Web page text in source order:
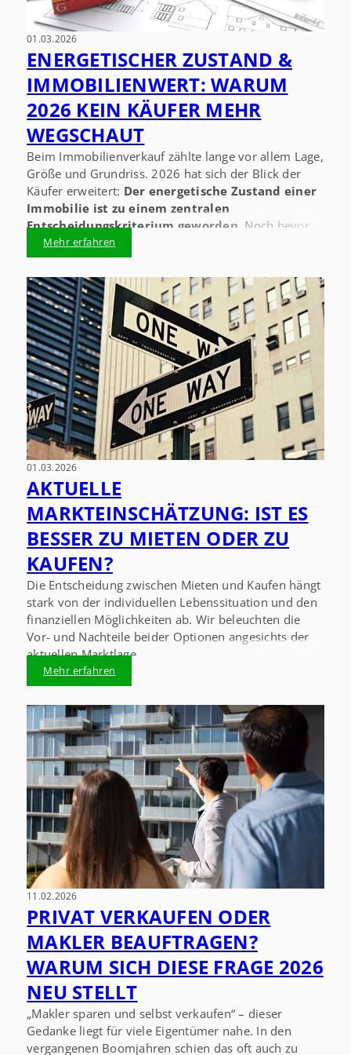
01.03.2026
ENERGETISCHER ZUSTAND &
IMMOBILIENWERT: WARUM
2026 KEIN KÄUFER MEHR
WEGSCHAUT
Beim Immobilienverkauf zählte lange vor allem Lage,
Größe und Grundriss. 2026 hat sich der Blick der
Käufer erweitert: Der energetische Zustand einer
Immobilie ist zu einem zentralen
Entscheidungskriterium geworden. Noch bevor
Besichtigungstermine vereinbart werden, werfen
viele Interessenten einen genauen Blick auf den
Energieausweis. Er liefert auf einen Blick Antworten
auf Fragen zu Verbrauch, Kosten und
Zukunftsfähigkeit – und beeinflusst damit
unmittelbar den wahrgenommenen Immobilienwert.
Mehr erfahren
01.03.2026
AKTUELLE
MARKTEINSCHÄTZUNG: IST ES
BESSER ZU MIETEN ODER ZU
KAUFEN?
Die Entscheidung zwischen Mieten und Kaufen hängt
stark von der individuellen Lebenssituation und den
finanziellen Möglichkeiten ab. Wir beleuchten die
Vor- und Nachteile beider Optionen angesichts der
aktuellen Marktlage.
Mehr erfahren
11.02.2026
PRIVAT VERKAUFEN ODER
MAKLER BEAUFTRAGEN?
WARUM SICH DIESE FRAGE 2026
NEU STELLT
„Makler sparen und selbst verkaufen“ – dieser
Gedanke liegt für viele Eigentümer nahe. In den
vergangenen Boomjahren schien das oft auch zu